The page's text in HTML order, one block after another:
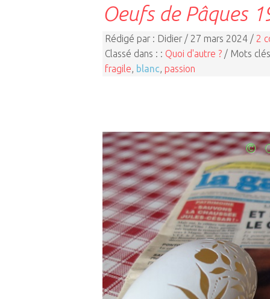
Oeufs de Pâques
Rédigé par : Didier / 27 mars 2024 / 2
Classé dans : : Quoi d'autre ? / Mots
fragile, blanc, passion